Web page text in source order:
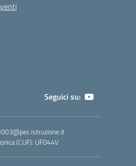
Seguici su:
(CUF): UF044V